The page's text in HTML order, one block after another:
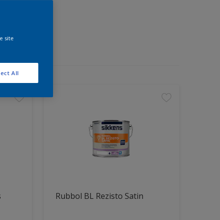
Rubbol BL Rezisto Satin
site
All